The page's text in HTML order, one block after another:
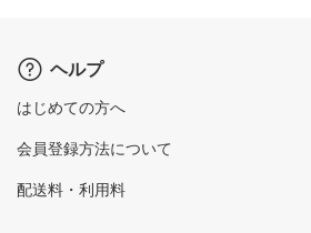
ヘルプ
はじめての方へ
会員登録方法について
配送料・利用料